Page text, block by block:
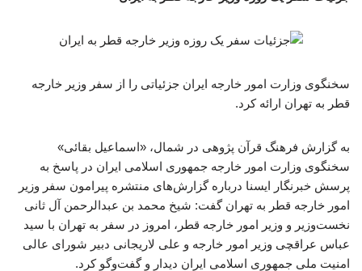
سخنگوی وزارت امور خارجه ایران جزئیاتی را از سفر وزیر خارجه
قطر به تهران ارائه کرد.
به گزارش فرهنگ قرآن پژوهی در شمال، «اسماعیل بقائی»
سخنگوی وزارت امور خارجه جمهوری اسلامی ایران در پاسخ به
پرسش خبرنگار ایسنا درباره گزارش‌های منتشره پیرامون سفر وزیر
امور خارجه قطر به تهران گفت: شیخ محمد بن عبدالرحمن آل ثانی
نخست‌وزیر و وزیر امور خارجه قطر، امروز در سفر به تهران با سید
عباس عراقچی وزیر امور خارجه و علی لاریجانی دبیر شورای عالی
امنیت ملی جمهوری اسلامی ایران دیدار و گفت‌وگو کرد.